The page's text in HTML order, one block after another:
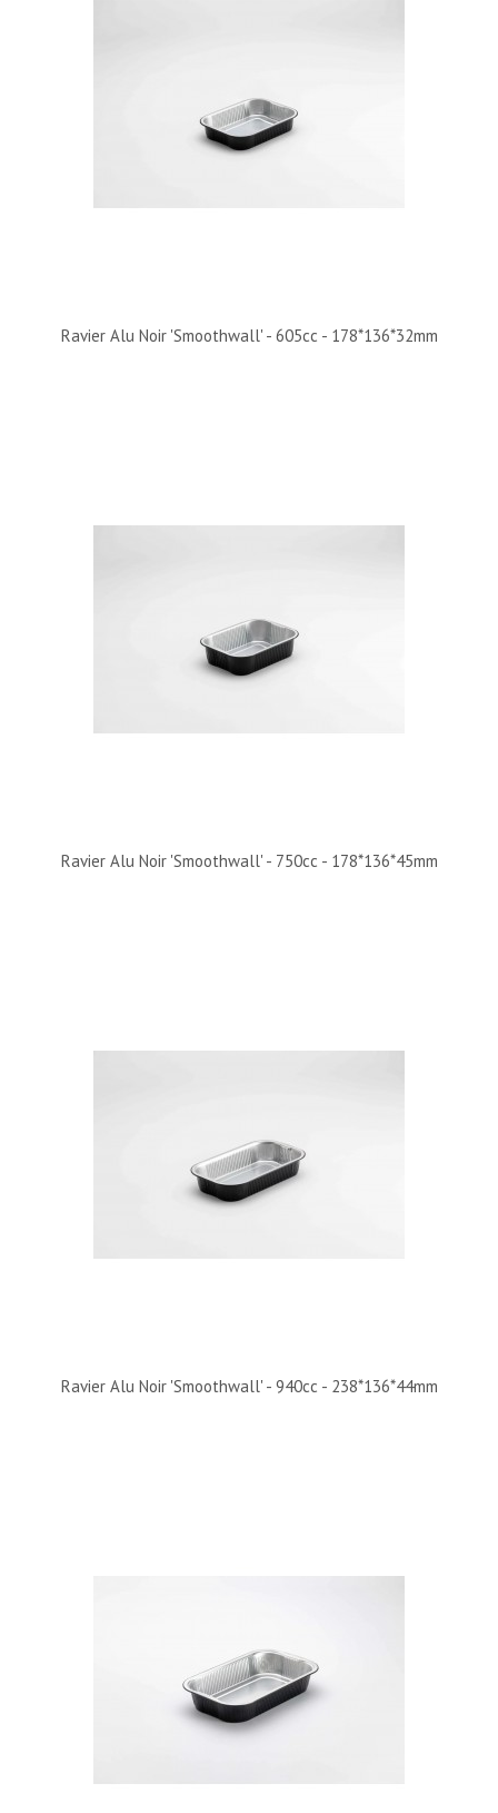
Ravier Alu Noir 'Smoothwall' - 605cc - 178*136*32mm
Ravier Alu Noir 'Smoothwall' - 750cc - 178*136*45mm
Ravier Alu Noir 'Smoothwall' - 940cc - 238*136*44mm